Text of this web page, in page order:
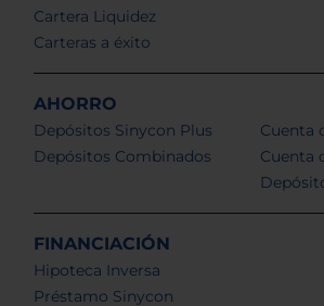
Cartera Liquidez
Carteras a éxito
AHORRO
Depósitos Sinycon Plus
Depósitos Combinados
Cuenta
Cuenta
FINANCIACIÓN
Hipoteca Inversa
Préstamo Sinycon